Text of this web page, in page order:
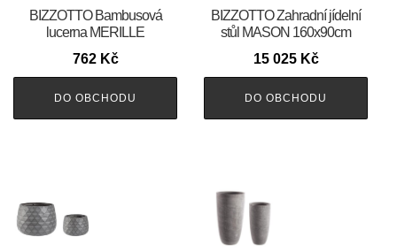
BIZZOTTO Bambusová
lucerna MERILLE
762 Kč
DO OBCHODU
BIZZOTTO Zahradní jídelní
stůl MASON 160x90cm
15 025 Kč
DO OBCHODU